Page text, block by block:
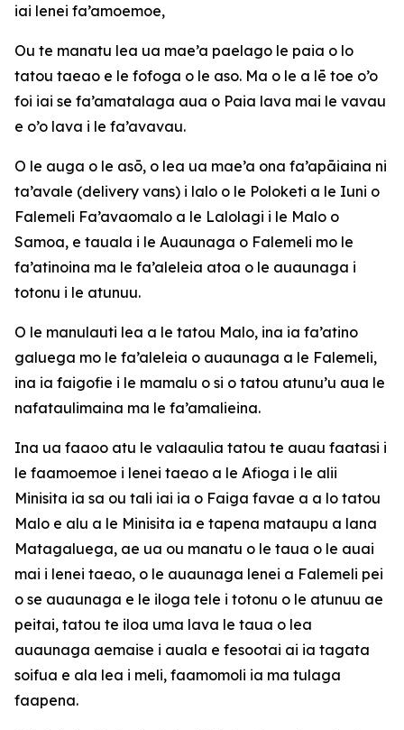
iai lenei fa’amoemoe,
Ou te manatu lea ua mae’a paelago le paia o lo
tatou taeao e le fofoga o le aso. Ma o le a lē toe o’o
foi iai se fa’amatalaga aua o Paia lava mai le vavau
e o’o lava i le fa’avavau.
O le auga o le asō, o lea ua mae’a ona fa’apāiaina ni
ta’avale (delivery vans) i lalo o le Poloketi a le Iuni o
Falemeli Fa’avaomalo a le Lalolagi i le Malo o
Samoa, e tauala i le Auaunaga o Falemeli mo le
fa’atinoina ma le fa’aleleia atoa o le auaunaga i
totonu i le atunuu.
O le manulauti lea a le tatou Malo, ina ia fa’atino
galuega mo le fa’aleleia o auaunaga a le Falemeli,
ina ia faigofie i le mamalu o si o tatou atunu’u aua le
nafataulimaina ma le fa’amalieina.
Ina ua faaoo atu le valaaulia tatou te auau faatasi i
le faamoemoe i lenei taeao a le Afioga i le alii
Minisita ia sa ou tali iai ia o Faiga favae a a lo tatou
Malo e alu a le Minisita ia e tapena mataupu a lana
Matagaluega, ae ua ou manatu o le taua o le auai
mai i lenei taeao, o le auaunaga lenei a Falemeli pei
o se auaunaga e le iloga tele i totonu o le atunuu ae
peitai, tatou te iloa uma lava le taua o lea
auaunaga aemaise i auala e fesootai ai ia tagata
soifua e ala lea i meli, faamomoli ia ma tulaga
faapena.